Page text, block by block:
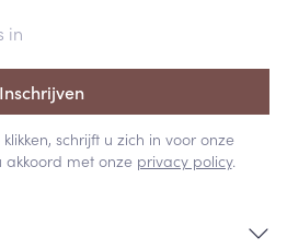
Inschrijven
schrijft u zich in voor onze
met onze privacy policy.